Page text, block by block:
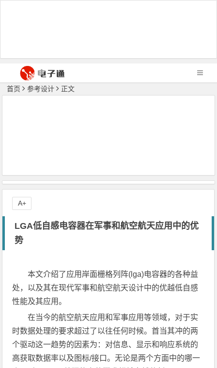
首页 参考设计 正文
LGA低自感电容器在军事和航空航天应用中的优
势
本文介绍了应用岸面栅格列阵(lga)电容器的各种益
处，以及其在现代军事和航空航天设计中的优越低自感
性能及其应用。
在当今的航空航天应用和军事应用等领域，对于实
时数据处理的要求超过了以往任何时候。首当其冲的两
个驱动这一趋势的因素为：对信息、显示和响应系统的
高获取数据率以及图标/接口。无论是两个方面中的哪一
A+